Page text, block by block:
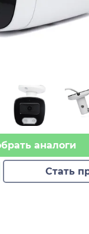
аналоги
Стать